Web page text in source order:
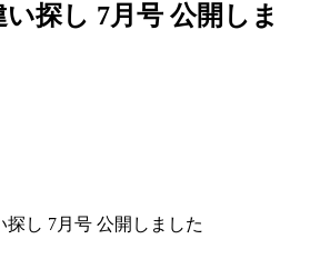
探し 7月号 公開しま
探し 7月号 公開しました